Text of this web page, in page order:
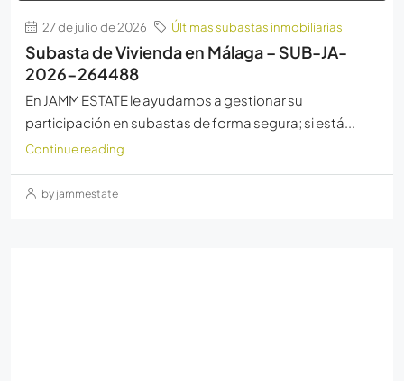
27 de julio de 2026 Últimas subastas inmobiliarias
Subasta de Vivienda en Málaga – SUB-JA-
2026-264488
En JAMM ESTATE le ayudamos a gestionar su
participación en subastas de forma segura; si está...
Continue reading
by jammestate